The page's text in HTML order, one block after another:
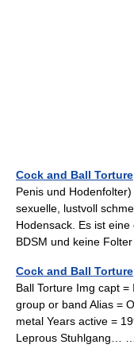
Cock and Ball Torture
Penis und
sexuelle, lustvoll
Hodensack. Es ist
BDSM und keine
Cock and Ball Torture
Ball Torture Img capt
group or band Alias =
metal Years active =
Leprous Stuhlgang…